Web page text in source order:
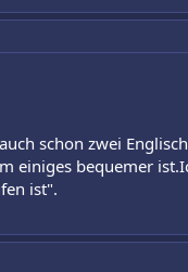
schon zwei
einiges bequemer
ist".